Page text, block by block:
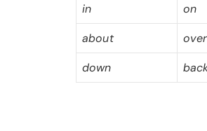
in on
about
over
down